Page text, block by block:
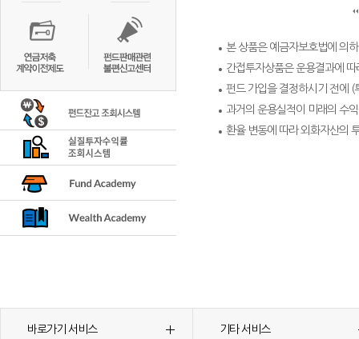
본 상품은 예금자보호법에 의
간접투자상품은 운용결과에
펀드 가입을 결정하시기 전에 (
과거의 운용실적이 미래의 수
환율 변동에 따라 외화자산의
바로가기 서비스 기타 서비스